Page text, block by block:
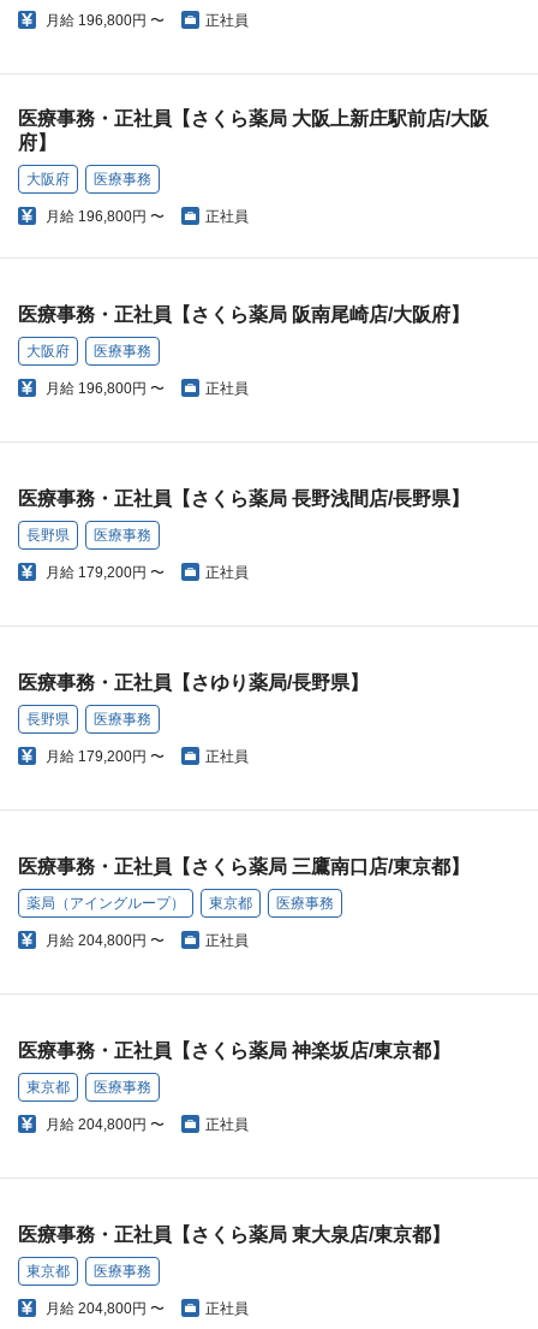
月給 196,800円 〜 正社員
医療事務・正社員【さくら薬局 大阪上新庄駅前店/大阪
府】
大阪府 医療事務
月給 196,800円 〜 正社員
医療事務・正社員【さくら薬局 阪南尾崎店/大阪府】
大阪府 医療事務
月給 196,800円 〜 正社員
医療事務・正社員【さくら薬局 長野浅間店/長野県】
長野県 医療事務
月給 179,200円 〜 正社員
医療事務・正社員【さゆり薬局/長野県】
長野県 医療事務
月給 179,200円 〜 正社員
医療事務・正社員【さくら薬局 三鷹南口店/東京都】
薬局（アイングループ） 東京都 医療事務
月給 204,800円 〜 正社員
医療事務・正社員【さくら薬局 神楽坂店/東京都】
東京都 医療事務
月給 204,800円 〜 正社員
医療事務・正社員【さくら薬局 東大泉店/東京都】
東京都 医療事務
月給 204,800円 〜 正社員